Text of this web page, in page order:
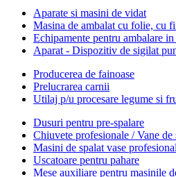
Aparate si masini de vidat
Masina de ambalat cu folie, cu
Echipamente pentru ambalare
Aparat - Dispozitiv de sigilat
Producerea de fainoase
Prelucrarea carnii
Utilaj p/u procesare legume si
Dusuri pentru pre-spalare
Chiuvete profesionale / Vane de
Masini de spalat vase
Uscatoare pentru pahare
Mese auxiliare pentru masinile